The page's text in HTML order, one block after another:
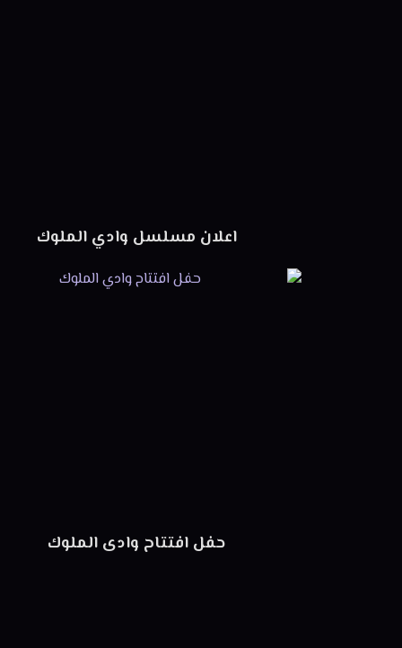
اعلان مسلسل وادي الملوك
حفل افتتاح وادى الملوك